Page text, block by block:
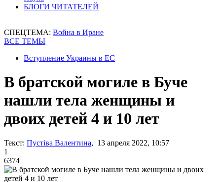
БЛОГИ ЧИТАТЕЛЕЙ
СПЕЦТЕМА: Война в Иране
ВСЕ ТЕМЫ
Вступление Украины в ЕС
В братской могиле в Буче
нашли тела женщины и
двоих детей 4 и 10 лет
Текст: Пустіва Валентина, 13 апреля 2022, 10:57
1
6374